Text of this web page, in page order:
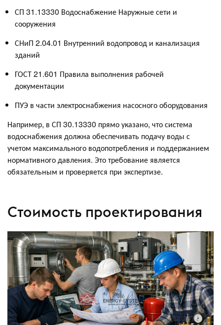
СП 31.13330 Водоснабжение Наружные сети и
сооружения
СНиП 2.04.01 Внутренний водопровод и канализация
зданий
ГОСТ 21.601 Правила выполнения рабочей
документации
ПУЭ в части электроснабжения насосного оборудования
Например, в СП 30.13330 прямо указано, что система
водоснабжения должна обеспечивать подачу воды с
учетом максимального водопотребления и поддержанием
нормативного давления. Это требование является
обязательным и проверяется при экспертизе.
Стоимость проектирования